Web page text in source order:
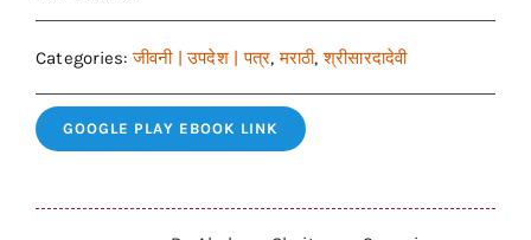
Categories:जीवनी | उपदेश | पत्र,मराठी,श्रीसारदादेवी
GOOGLE PLAY EBOOK LINK